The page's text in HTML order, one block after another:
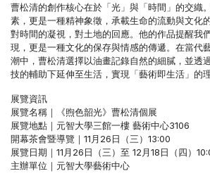
曹松清的創作核心在於「光」與「時間」的交織
素，更是一種精神象徵，承載生命的流動與文化
對時間的凝視，對土地的回應。他的作品提醒我
現，更是一種文化的保存與情感的傳遞。在當代
潮中，曹松清選擇以油畫記錄自然的細膩，並透
技的輔助下延伸至生活，實現「藝術即生活」的理
展覽資訊
展覽名稱｜《煦色韶光》曹松清個展
展覽地點｜元智大學三館一樓 藝術中心3106
開幕茶會暨導覽｜11月26日（三）13:00
展覽日期｜11月26日（三）至 12月18日（四）
主辦單位｜元智大學藝術中心